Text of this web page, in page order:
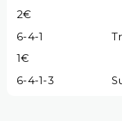
2€
6-4-1
1€
6-4-1-3